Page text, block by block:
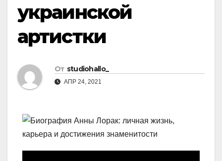
украинской
артистки
От studiohallo_
АПР 24, 2021